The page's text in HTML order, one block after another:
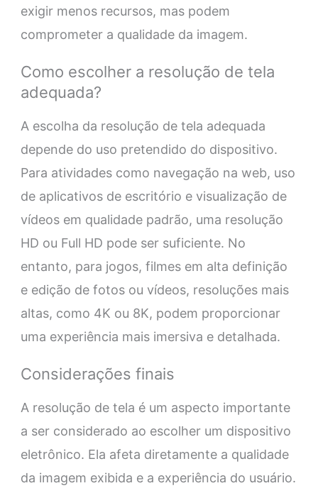
exigir menos recursos, mas podem
comprometer a qualidade da imagem.
Como escolher a resolução de tela
adequada?
A escolha da resolução de tela adequada
depende do uso pretendido do dispositivo.
Para atividades como navegação na web, uso
de aplicativos de escritório e visualização de
vídeos em qualidade padrão, uma resolução
HD ou Full HD pode ser suficiente. No
entanto, para jogos, filmes em alta definição
e edição de fotos ou vídeos, resoluções mais
altas, como 4K ou 8K, podem proporcionar
uma experiência mais imersiva e detalhada.
Considerações finais
A resolução de tela é um aspecto importante
a ser considerado ao escolher um dispositivo
eletrônico. Ela afeta diretamente a qualidade
da imagem exibida e a experiência do usuário.